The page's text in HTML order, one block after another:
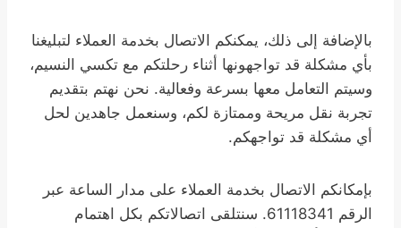
بالإضافة إلى ذلك، يمكنكم الاتصال بخدمة العملاء لتبليغنا
بأي مشكلة قد تواجهونها أثناء رحلتكم مع تكسي النسيم،
وسيتم التعامل معها بسرعة وفعالية. نحن نهتم بتقديم
تجربة نقل مريحة وممتازة لكم، وسنعمل جاهدين لحل
أي مشكلة قد تواجهكم.
بإمكانكم الاتصال بخدمة العملاء على مدار الساعة عبر
الرقم 61118341. سنتلقى اتصالاتكم بكل اهتمام